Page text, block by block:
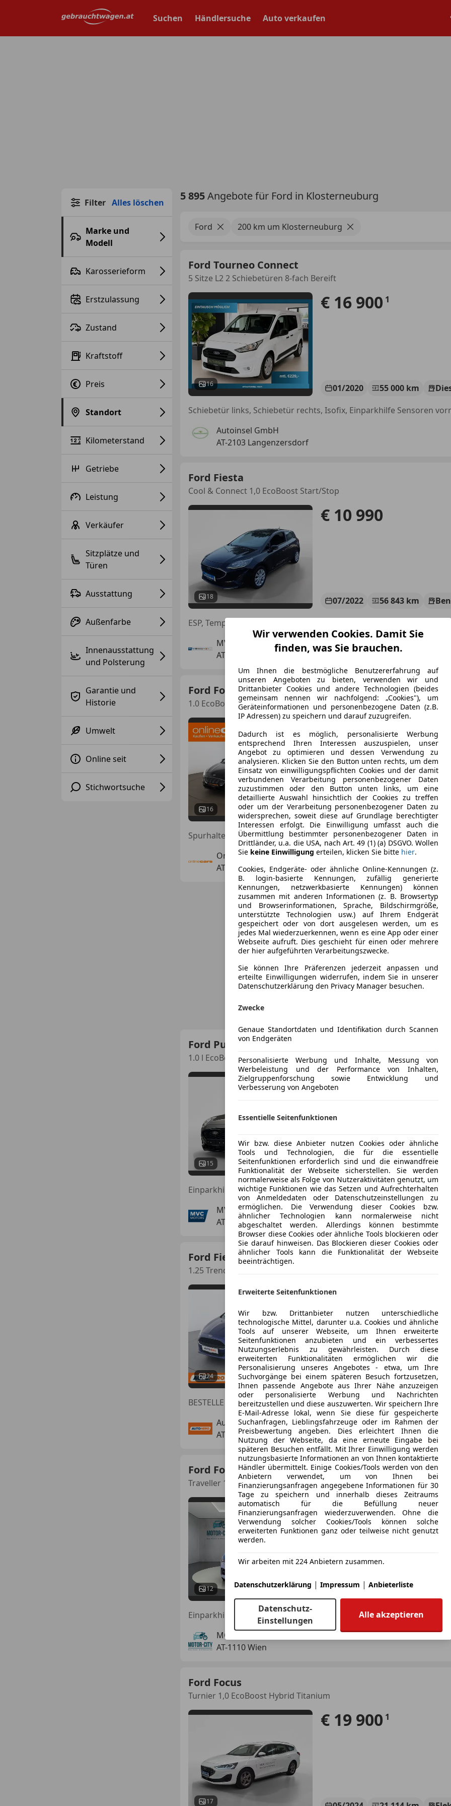
Suchen Händlersuche Auto verkaufen
Filter Alles löschen
Marke und
Modell
Karosserieform
Erstzulassung
Zustand
Kraftstoff
Preis
Standort
Kilometerstand
Getriebe
Leistung
Verkäufer
Sitzplätze und
Türen
Ausstattung
Außenfarbe
Innenausstattung
und Polsterung
Garantie und
Historie
Umwelt
Online seit
Stichwortsuche
5 895Angebote für Ford in Klosterneuburg
Ford 200 km um Klosterneuburg
Ford Tourneo Connect
5 Sitze L2 2 Schiebetüren 8-fach Bereift
16
€ 16 900 1
01/2020 55 000 km
Autoinsel GmbH
AT-2103 Langenzersdorf
Ford Fiesta
Cool & Connect 1,0 EcoBoost Start/Stop
18
€ 10 990
07/2022 56 843 km
ESP, Tempomat, Isofix, Notbremsassistent, Spurhalteassistent, LED-
MVC MOTORS | Wien Simmering
AT-1110 Wien
Ford Focus
1.0 EcoBoost ST-Line LED SITZHZG ASSIST
16
€ 9 190
09/2019 92 642 km
Onlinecars Vertriebs GmbH ZWNL Wien
AT-1020 Wien
Ford Puma
1.0 l EcoBoost Hybrid 92kW ST-Line BLACK EDITION
15
€ 22 890 1
- (Erstzulassung) 9 km
MVC Motors 14 GmbH
AT-1140 Wien
Ford Fiesta
1.25 Trend
24
€ 6 990
12/2016 133 428 km
BESTELLE DEINEN GEBRAUCHTWAGEN BEQUEM VON ZUHAUSE
Autohero Österreich GmbH
AT-1030 Wien
Ford Focus
Traveller 1,5 EcoBoost ST-Line Aut.
12
€ 15 990 € 18 990,-
Reduziert 56
MOTOR-CITY
AT-1110 Wien
Ford Focus
Turnier 1,0 EcoBoost Hybrid Titanium
17
€ 19 900 1
Wir verwenden Cookies. Damit Sie
finden, was Sie brauchen.
Um Ihnen die bestmögliche Benutzererfahrung auf
unseren Angeboten zu bieten, verwenden wir und
Drittanbieter Cookies und andere Technologien (beides
gemeinsam nennen wir nachfolgend: „Cookies"), um
Geräteinformationen und personenbezogene Daten (z.B.
IP Adressen) zu speichern und darauf zuzugreifen.
Dadurch ist es möglich, personalisierte Werbung
entsprechend Ihren Interessen auszuspielen, unser
Angebot zu optimieren und dessen Verwendung zu
analysieren. Klicken Sie den Button unten rechts, um dem
Einsatz von einwilligungspflichten Cookies und der damit
verbundenen Verarbeitung personenbezogener Daten
zuzustimmen oder den Button unten links, um eine
detaillierte Auswahl hinsichtlich der Cookies zu treffen
oder um der Verarbeitung personenbezogener Daten zu
widersprechen, soweit diese auf Grundlage berechtigter
Interessen erfolgt. Die Einwilligung umfasst auch die
Übermittlung bestimmter personenbezogener Daten in
Drittländer, u.a. die USA, nach Art. 49 (1) (a) DSGVO. Wollen
Sie keine Einwilligung erteilen, klicken Sie bitte hier.
Cookies, Endgeräte- oder ähnliche Online-Kennungen (z.
B. login-basierte Kennungen, zufällig generierte
Kennungen, netzwerkbasierte Kennungen) können
zusammen mit anderen Informationen (z. B. Browsertyp
und Browserinformationen, Sprache, Bildschirmgröße,
unterstützte Technologien usw.) auf Ihrem Endgerät
gespeichert oder von dort ausgelesen werden, um es
jedes Mal wiederzuerkennen, wenn es eine App oder einer
Webseite aufruft. Dies geschieht für einen oder mehrere
der hier aufgeführten Verarbeitungszwecke.
Sie können Ihre Präferenzen jederzeit anpassen und
erteilte Einwilligungen widerrufen, indem Sie in unserer
Datenschutzerklärung den Privacy Manager besuchen.
Zwecke
Genaue Standortdaten und Identifikation durch Scannen
von Endgeräten
Personalisierte Werbung und Inhalte, Messung von
Werbeleistung und der Performance von Inhalten,
Zielgruppenforschung sowie Entwicklung und
Verbesserung von Angeboten
Essentielle Seitenfunktionen
Wir bzw. diese Anbieter nutzen Cookies oder ähnliche
Tools und Technologien, die für die essentielle
Seitenfunktionen erforderlich sind und die einwandfreie
Funktionalität der Webseite sicherstellen. Sie werden
normalerweise als Folge von Nutzeraktivitäten genutzt, um
wichtige Funktionen wie das Setzen und Aufrechterhalten
von Anmeldedaten oder Datenschutzeinstellungen zu
ermöglichen. Die Verwendung dieser Cookies bzw.
ähnlicher Technologien kann normalerweise nicht
abgeschaltet werden. Allerdings können bestimmte
Browser diese Cookies oder ähnliche Tools blockieren oder
Sie darauf hinweisen. Das Blockieren dieser Cookies oder
ähnlicher Tools kann die Funktionalität der Webseite
beeinträchtigen.
Erweiterte Seitenfunktionen
Wir bzw. Drittanbieter nutzen unterschiedliche
technologische Mittel, darunter u.a. Cookies und ähnliche
Tools auf unserer Webseite, um Ihnen erweiterte
Seitenfunktionen anzubieten und ein verbessertes
Nutzungserlebnis zu gewährleisten. Durch diese
erweiterten Funktionalitäten ermöglichen wir die
Personalisierung unseres Angebotes - etwa, um Ihre
Suchvorgänge bei einem späteren Besuch fortzusetzen,
Ihnen passende Angebote aus Ihrer Nähe anzuzeigen
oder personalisierte Werbung und Nachrichten
bereitzustellen und diese auszuwerten. Wir speichern Ihre
E-Mail-Adresse lokal, wenn Sie diese für gespeicherte
Suchanfragen, Lieblingsfahrzeuge oder im Rahmen der
Preisbewertung angeben. Dies erleichtert Ihnen die
Nutzung der Webseite, da eine erneute Eingabe bei
späteren Besuchen entfällt. Mit Ihrer Einwilligung werden
nutzungsbasierte Informationen an von Ihnen kontaktierte
Händler übermittelt. Einige Cookies/Tools werden von den
Anbietern verwendet, um von Ihnen bei
Finanzierungsanfragen angegebene Informationen für 30
Tage zu speichern und innerhalb dieses Zeitraums
automatisch für die Befüllung neuer
Finanzierungsanfragen wiederzuverwenden. Ohne die
Verwendung solcher Cookies/Tools können solche
erweiterten Funktionen ganz oder teilweise nicht genutzt
werden.
Wir arbeiten mit 224 Anbietern zusammen.
Datenschutzerklärung | Impressum | Anbieterliste
Datenschutz-
Einstellungen
Alle akzeptieren